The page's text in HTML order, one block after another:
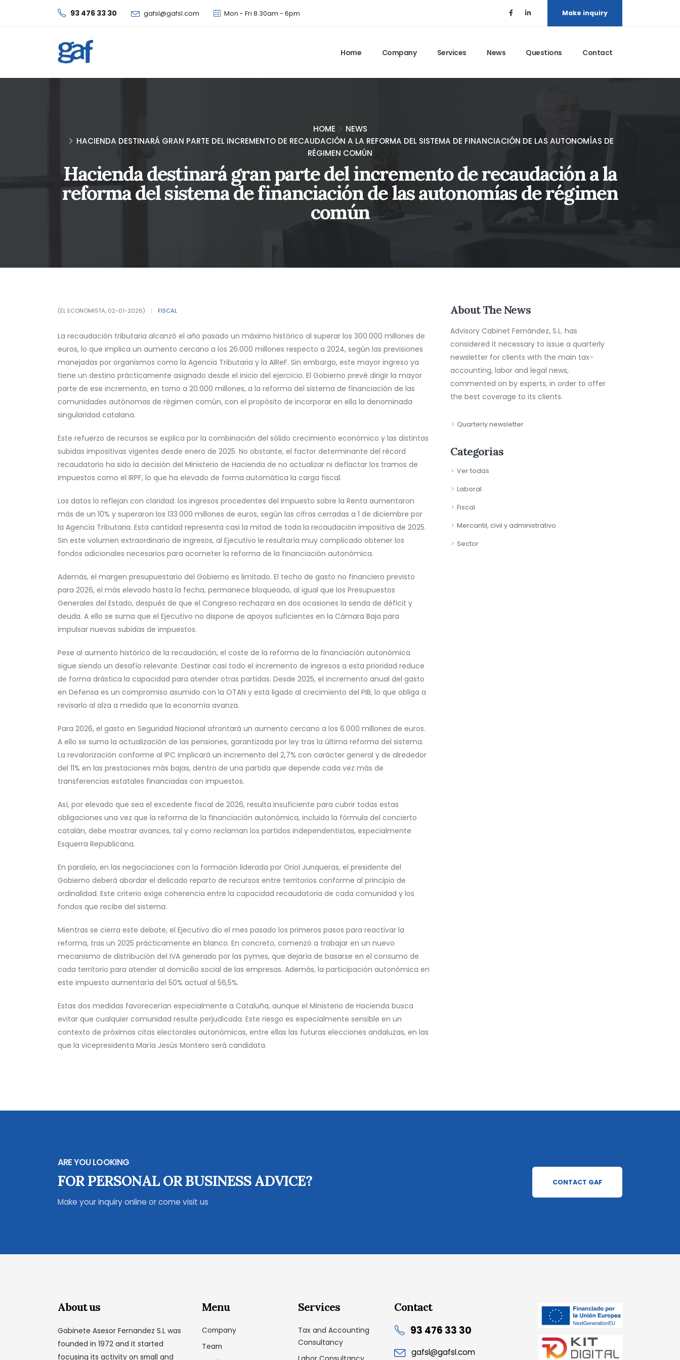
93 476 33 30 gafsl@gafsl.com Mon - Fri 8.30am - 6pm Make inquiry
Home Company Services News Questions Contact
HOME
NEWS
HACIENDA DESTINARÁ GRAN PARTE DEL INCREMENTO DE RECAUDACIÓN A LA REFORMA DEL SISTEMA DE FINANCIACIÓN DE LAS AUTONOMÍAS DE
RÉGIMEN COMÚN
Hacienda destinará gran parte del incremento de recaudación a la
reforma del sistema de financiación de las autonomías de régimen
común
(EL ECONOMISTA, 02-01-2026) | FISCAL
La recaudación tributaria alcanzó el año pasado un máximo histórico al superar los 300.000 millones de
euros, lo que implica un aumento cercano a los 26.000 millones respecto a 2024, según las previsiones
manejadas por organismos como la Agencia Tributaria y la AIReF. Sin embargo, este mayor ingreso ya
tiene un destino prácticamente asignado desde el inicio del ejercicio. El Gobierno prevé dirigir la mayor
parte de ese incremento, en torno a 20.000 millones, a la reforma del sistema de financiación de las
comunidades autónomas de régimen común, con el propósito de incorporar en ella la denominada
singularidad catalana.
Este refuerzo de recursos se explica por la combinación del sólido crecimiento económico y las distintas
subidas impositivas vigentes desde enero de 2025. No obstante, el factor determinante del récord
recaudatorio ha sido la decisión del Ministerio de Hacienda de no actualizar ni deflactar los tramos de
impuestos como el IRPF, lo que ha elevado de forma automática la carga fiscal.
Los datos lo reflejan con claridad: los ingresos procedentes del Impuesto sobre la Renta aumentaron
más de un 10% y superaron los 133.000 millones de euros, según las cifras cerradas a 1 de diciembre por
la Agencia Tributaria. Esta cantidad representa casi la mitad de toda la recaudación impositiva de 2025.
Sin este volumen extraordinario de ingresos, al Ejecutivo le resultaría muy complicado obtener los
fondos adicionales necesarios para acometer la reforma de la financiación autonómica.
Además, el margen presupuestario del Gobierno es limitado. El techo de gasto no financiero previsto
para 2026, el más elevado hasta la fecha, permanece bloqueado, al igual que los Presupuestos
Generales del Estado, después de que el Congreso rechazara en dos ocasiones la senda de déficit y
deuda. A ello se suma que el Ejecutivo no dispone de apoyos suficientes en la Cámara Baja para
impulsar nuevas subidas de impuestos.
Pese al aumento histórico de la recaudación, el coste de la reforma de la financiación autonómica
sigue siendo un desafío relevante. Destinar casi todo el incremento de ingresos a esta prioridad reduce
de forma drástica la capacidad para atender otras partidas. Desde 2025, el incremento anual del gasto
en Defensa es un compromiso asumido con la OTAN y está ligado al crecimiento del PIB, lo que obliga a
revisarlo al alza a medida que la economía avanza.
Para 2026, el gasto en Seguridad Nacional afrontará un aumento cercano a los 6.000 millones de euros.
A ello se suma la actualización de las pensiones, garantizada por ley tras la última reforma del sistema.
La revalorización conforme al IPC implicará un incremento del 2,7% con carácter general y de alrededor
del 11% en las prestaciones más bajas, dentro de una partida que depende cada vez más de
transferencias estatales financiadas con impuestos.
Así, por elevado que sea el excedente fiscal de 2026, resulta insuficiente para cubrir todas estas
obligaciones una vez que la reforma de la financiación autonómica, incluida la fórmula del concierto
catalán, debe mostrar avances, tal y como reclaman los partidos independentistas, especialmente
Esquerra Republicana.
En paralelo, en las negociaciones con la formación liderada por Oriol Junqueras, el presidente del
Gobierno deberá abordar el delicado reparto de recursos entre territorios conforme al principio de
ordinalidad. Este criterio exige coherencia entre la capacidad recaudatoria de cada comunidad y los
fondos que recibe del sistema.
Mientras se cierra este debate, el Ejecutivo dio el mes pasado los primeros pasos para reactivar la
reforma, tras un 2025 prácticamente en blanco. En concreto, comenzó a trabajar en un nuevo
mecanismo de distribución del IVA generado por las pymes, que dejaría de basarse en el consumo de
cada territorio para atender al domicilio social de las empresas. Además, la participación autonómica en
este impuesto aumentaría del 50% actual al 56,5%.
Estas dos medidas favorecerían especialmente a Cataluña, aunque el Ministerio de Hacienda busca
evitar que cualquier comunidad resulte perjudicada. Este riesgo es especialmente sensible en un
contexto de próximas citas electorales autonómicas, entre ellas las futuras elecciones andaluzas, en las
que la vicepresidenta María Jesús Montero será candidata.
About The News
Advisory Cabinet Fernández, S.L. has
considered it necessary to issue a quarterly
newsletter for clients with the main tax-
accounting, labor and legal news,
commented on by experts, in order to offer
the best coverage to its clients.
Quarterly newsletter
Categorias
Ver todas
Laboral
Fiscal
Mercantil, civil y administrativo
Sector
ARE YOU LOOKING
FOR PERSONAL OR BUSINESS ADVICE?
Make your inquiry online or come visit us
CONTACT GAF
About us
Gabinete Asesor Fernandez S.L was
founded in 1972 and it started
focusing its activity on small and
Menu
Company
Team
Services
Tax and Accounting
Consultancy
Contact
93 476 33 30
gafsl@gafsl.com